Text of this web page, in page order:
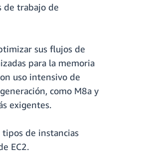
de trabajo de
sus flujos de
para la memoria
uso intensivo de
como M8a y
exigentes.
tipos de instancias
EC2.